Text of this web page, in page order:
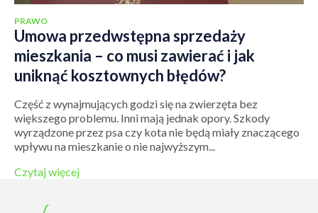
PRAWO
Umowa przedwstępna sprzedaży
mieszkania – co musi zawierać i jak
uniknąć kosztownych błędów?
Część z wynajmujących godzi się na zwierzęta bez
większego problemu. Inni mają jednak opory. Szkody
wyrządzone przez psa czy kota nie będą miały znaczącego
wpływu na mieszkanie o nie najwyższym...
Czytaj więcej